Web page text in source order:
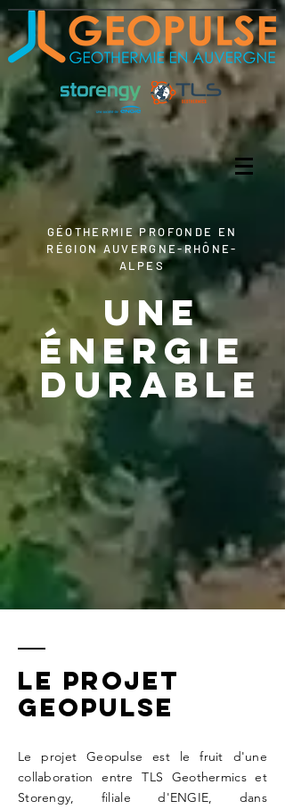
GÉOTHERMIE PROFONDE EN
RÉGION AUVERGNE-RHÔNE-
ALPES
UNE
ÉNERGIE
DURABLE
LE PROJET
GEOPULSE
Le projet Geopulse est le fruit d'une
collaboration entre TLS Geothermics et
Storengy, filiale d'ENGIE, dans